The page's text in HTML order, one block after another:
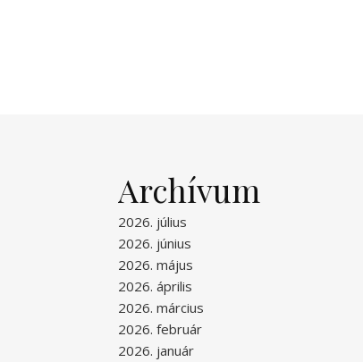
Archívum
2026. július
2026. június
2026. május
2026. április
2026. március
2026. február
2026. január